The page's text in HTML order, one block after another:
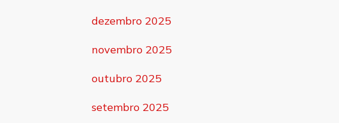
dezembro 2025
novembro 2025
outubro 2025
setembro 2025